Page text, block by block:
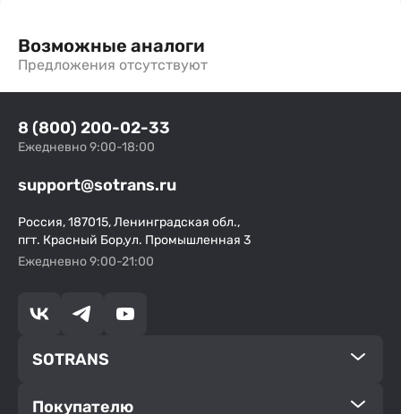
Возможные аналоги
Предложения отсутствуют
8 (800) 200-02-33
Ежедневно 9:00-18:00
support@sotrans.ru
Россия, 187015, Ленинградская обл.,
пгт. Красный Бор,ул. Промышленная 3
Ежедневно 9:00-21:00
SOTRANS
Покупателю